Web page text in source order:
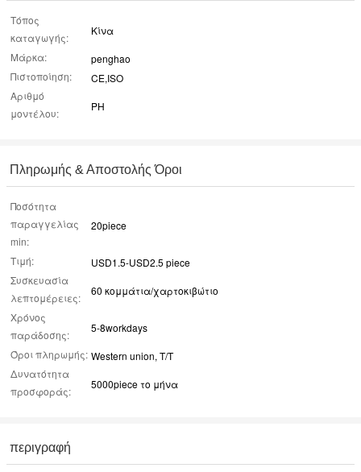
Τόπος
καταγωγής:
Κίνα
Μάρκα:
penghao
Πιστοποίηση:
CE,ISO
Αριθμό
μοντέλου:
PH
Πληρωμής & Αποστολής Όροι
Ποσότητα
παραγγελίας
min:
20piece
Τιμή:
USD1.5-USD2.5 piece
Συσκευασία
λεπτομέρειες:
60 κομμάτια/χαρτοκιβώτιο
Χρόνος
παράδοσης:
5-8workdays
Όροι πληρωμής: Western union, T/T
Δυνατότητα
προσφοράς:
5000piece το μήνα
περιγραφή